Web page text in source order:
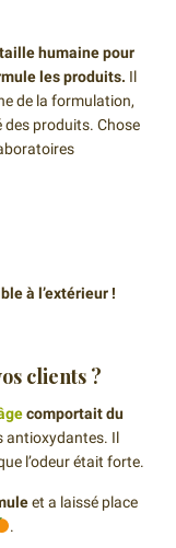
humaine pour
les produits. Il
de la formulation,
des produits. Chose
à l’extérieur !
clients ?
comportait du
antioxydantes. Il
l’odeur était forte.
et a laissé place
.